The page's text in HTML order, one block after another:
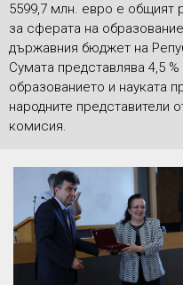
5599,7 млн. евро е общият
за сферата на
държавния бюджет на
Сумата представлява 4,5
образованието и науката
народните представители
комисия.